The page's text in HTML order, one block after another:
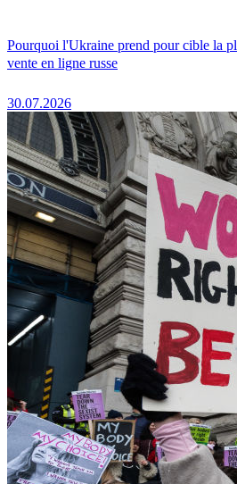
Pourquoi l'Ukraine prend pour cible la
vente en ligne russe
30.07.2026